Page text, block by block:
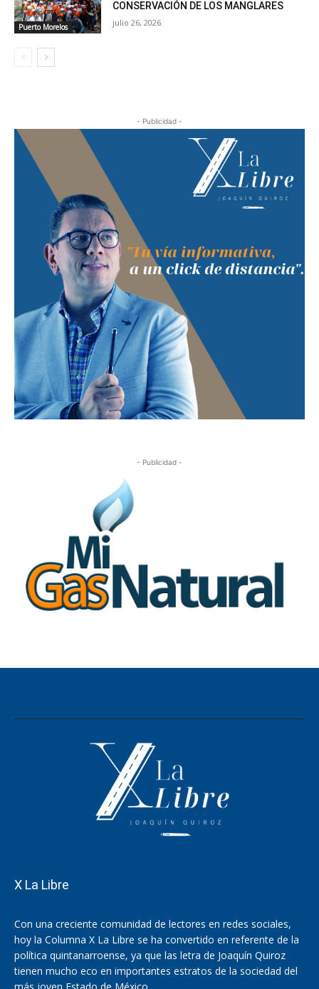
X La Libre
Con una creciente comunidad de lectores en redes sociales,
hoy la Columna X La Libre se ha convertido en referente de la
política quintanarroense, ya que las letra de Joaquín Quiroz
tienen mucho eco en importantes estratos de la sociedad del